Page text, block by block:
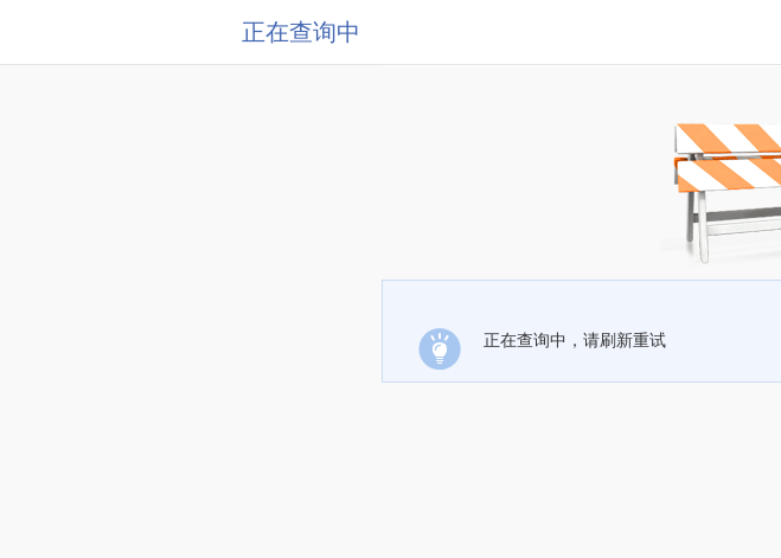
正在查询中
正在查询中，请刷新重试